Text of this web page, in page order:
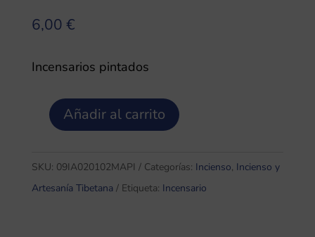
6,00 €
Incensarios pintados
Incensarios
cantidad
Añadir al carrito
SKU: 09IA020102MAPI Categorías: Incienso, Incienso y
Artesanía Tibetana
Etiqueta: Incensario